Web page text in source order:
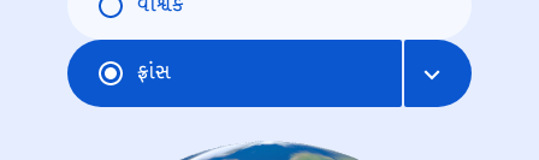
વૈશ્વિક
ફ્રાંસ